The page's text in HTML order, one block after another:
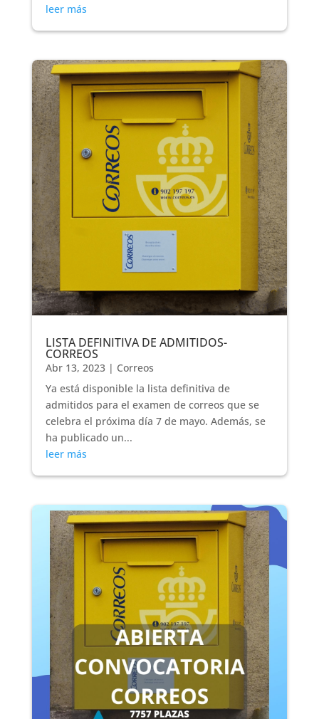
leer más
LISTA DEFINITIVA DE ADMITIDOS-
CORREOS
Abr 13, 2023| Correos
Ya está disponible la lista definitiva de
admitidos para el examen de correos que se
celebra el próxima día 7 de mayo. Además, se
ha publicado un...
leer más